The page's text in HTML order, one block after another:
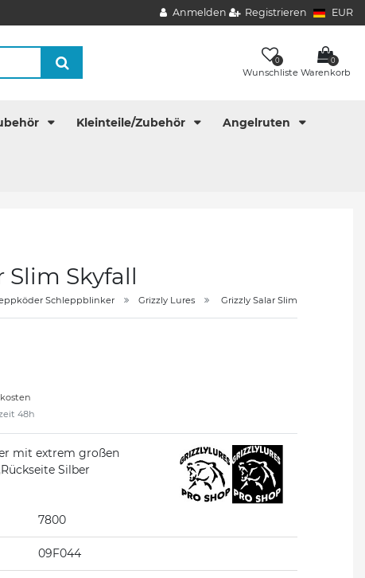
Anmelden Registrieren EUR
0
Wunschliste
0
Warenkorb
Kleinteile/Zubehör Angelruten
Slim Skyfall
Schleppblinker Grizzly Lures Grizzly Salar Slim
48h
mit extrem großen
Silber
7800
09F044